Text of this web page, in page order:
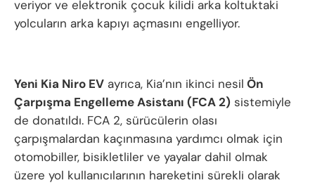
veriyor ve elektronik çocuk kilidi arka koltuktaki
yolcuların arka kapıyı açmasını engelliyor.
Yeni Kia Niro EV ayrıca, Kia’nın ikinci nesil Ön
Çarpışma Engelleme Asistanı (FCA 2) sistemiyle
de donatıldı. FCA 2, sürücülerin olası
çarpışmalardan kaçınmasına yardımcı olmak için
otomobiller, bisikletliler ve yayalar dahil olmak
üzere yol kullanıcılarının hareketini sürekli olarak